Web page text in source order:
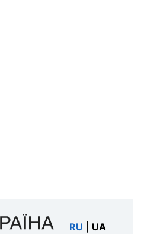
RU UA